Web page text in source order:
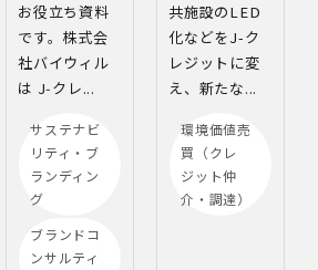
お役立ち資料
です。株式会
社バイウィル
は J‑クレ...
サステナビ
リティ・ブ
ランディン
グ
ブランドコ
ンサルティ
共施設のLED
化などをJ-ク
レジットに変
え、新たな...
環境価値売
買（クレ
ジット仲
介・調達）